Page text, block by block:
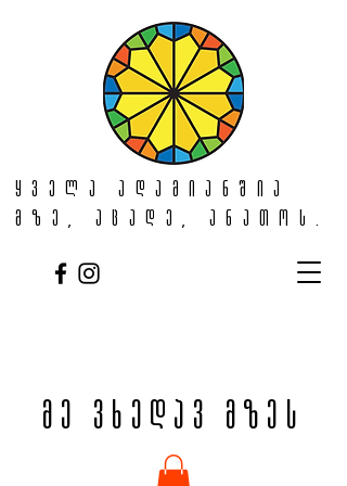
მე ვხედავ მზეს
ყველა ადამიანშია
მზე, აცადე, ანათოს.